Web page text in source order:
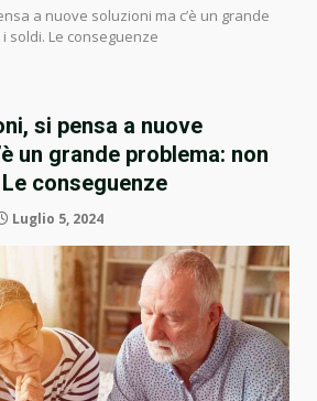
a nuove soluzioni ma c’è un grande
soldi. Le conseguenze
si pensa a nuove
un grande problema: non
conseguenze
Luglio 5, 2024